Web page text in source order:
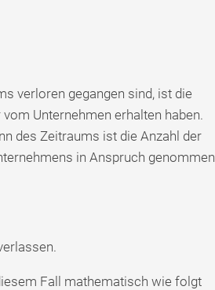
verloren gegangen sind, ist die
Unternehmen erhalten haben.
des Zeitraums ist die Anzahl der
in Anspruch genommen
Fall mathematisch wie folgt